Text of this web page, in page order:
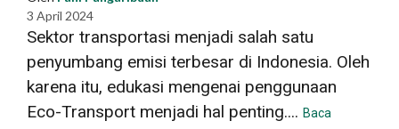
3 April 2024
Sektor transportasi menjadi salah satu
penyumbang emisi terbesar di Indonesia. Oleh
karena itu, edukasi mengenai penggunaan
Eco-Transport menjadi hal penting.... Baca